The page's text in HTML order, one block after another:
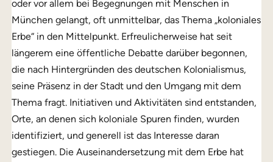
oder vor allem bei Begegnungen mit Menschen in
München gelangt, oft unmittelbar, das Thema „koloniales
Erbe“ in den Mittelpunkt. Erfreulicherweise hat seit
längerem eine öffentliche Debatte darüber begonnen,
die nach Hintergründen des deutschen Kolonialismus,
seine Präsenz in der Stadt und den Umgang mit dem
Thema fragt. Initiativen und Aktivitäten sind entstanden,
Orte, an denen sich koloniale Spuren finden, wurden
identifiziert, und generell ist das Interesse daran
gestiegen. Die Auseinandersetzung mit dem Erbe hat